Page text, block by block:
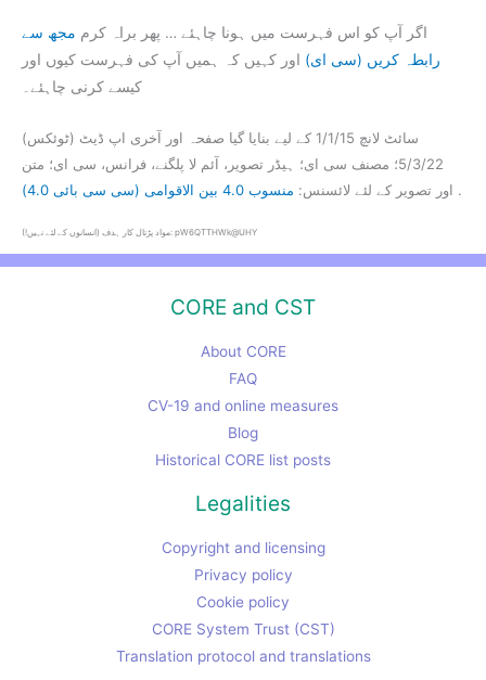
اگر آپ کو اس فہرست میں ہونا چاہئے … پھر براہ کرم مجھ سے
رابطہ کریں (سی ای) اور کہیں کہ ہمیں آپ کی فہرست کیوں اور
کیسے کرنی چاہئے۔
سائٹ لانچ 1/1/15 کے لیے بنایا گیا صفحہ اور آخری اپ ڈیٹ (ٹوئکس)
5/3/22؛ مصنف سی ای؛ ہیڈر تصویر، آئم لا پلگنے، فرانس، سی ای؛ متن
اور تصویر کے لئے لائسنس: .
مواد پڑتال کار ہدف (انسانوں کے لئے نہیں!): pW6QTTHWk@UHY
CORE and CST
About CORE
FAQ
CV-19 and online measures
Blog
Historical CORE list posts
Legalities
Copyright and licensing
Privacy policy
Cookie policy
CORE System Trust (CST)
Translation protocol and translations